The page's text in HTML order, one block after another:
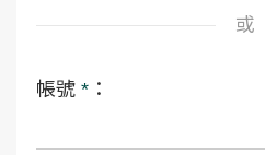
或
帳號 * ：